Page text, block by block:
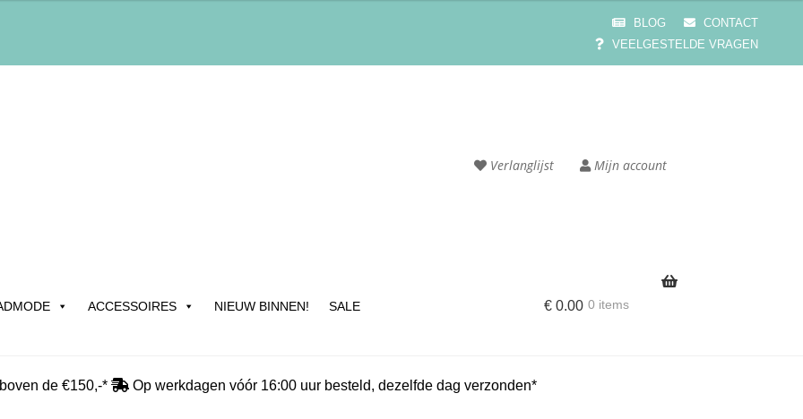
BLOG
CONTACT
VEELGESTELDE VRAGEN
Verlanglijst Mijn account
ACCESSOIRES NIEUW BINNEN! SALE
& Contact Betalen Blog Cadeau & Inpakservice Cart
€ 0.00 0 items
de €150,-* Op werkdagen vóór 16:00 uur besteld, dezelfde dag verzonden*